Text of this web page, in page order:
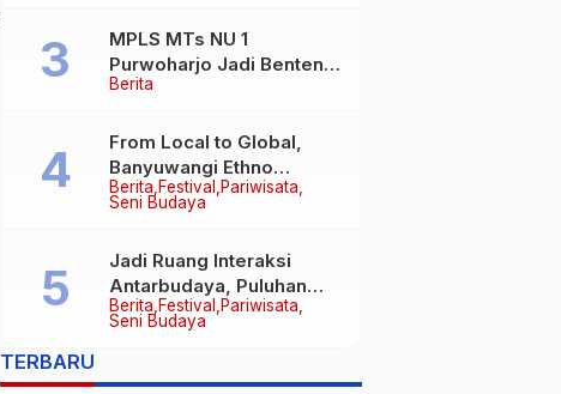
Bali Shanti Jet Lie Tuai
Apresiasi Warga
Berita
MPLS MTs NU 1
Purwoharjo Jadi Benteng
Awal Cegah Kenakalan
Purwoharjo Tanamkan
Kesadaran Hukum Sejak
Hari Pertama
Berita Festival
Pariwisata
Seni Budaya
From Local to Global,
Banyuwangi Ethno
Carnival Buktikan Budaya
Lokal Mampu Mendunia
Berita Festival
Pariwisata
Seni Budaya
Jadi Ruang Interaksi
Antarbudaya, Puluhan
Wisatawan Mancanegara
Meriahkan BEC 2026
TERBARU